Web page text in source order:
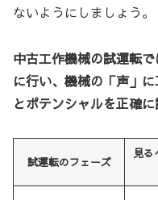
ないようにしましょう。
中古工作機械の試運転
に行い、機械の「声」
とポテンシャルを正確
試運転のフェーズ
見